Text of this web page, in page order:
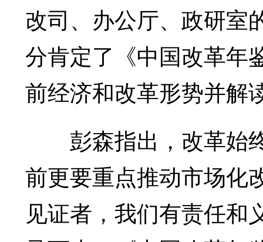
改司、办公厅、政研室
分肯定了《中国改革年
前经济和改革形势并解
彭森指出，改革始
前更要重点推动市场化
见证者，我们有责任和